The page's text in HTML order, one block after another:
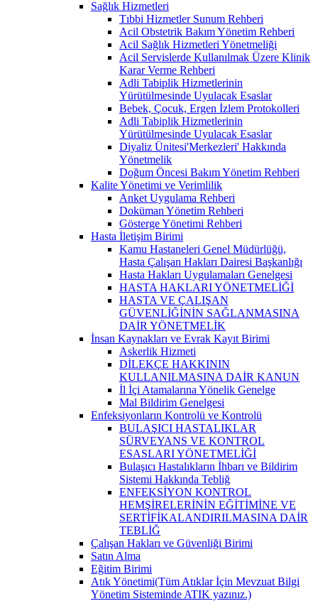
Sağlık Hizmetleri
Tıbbi Hizmetler Sunum Rehberi
Acil Obstetrik Bakım Yönetim Rehberi
Acil Sağlık Hizmetleri Yönetmeliği
Acil Servislerde Kullanılmak Üzere Klinik
Karar Verme Rehberi
Adli Tabiplik Hizmetlerinin
Yürütülmesinde Uyulacak Esaslar
Bebek, Çocuk, Ergen İzlem Protokolleri
Adli Tabiplik Hizmetlerinin
Yürütülmesinde Uyulacak Esaslar
Diyaliz Ünitesi'Merkezleri' Hakkında
Yönetmelik
Doğum Öncesi Bakım Yönetim Rehberi
Kalite Yönetimi ve Verimlilik
Anket Uygulama Rehberi
Doküman Yönetim Rehberi
Gösterge Yönetimi Rehberi
Hasta İletişim Birimi
Kamu Hastaneleri Genel Müdürlüğü,
Hasta Çalışan Hakları Dairesi Başkanlığı
Hasta Hakları Uygulamaları Genelgesi
HASTA HAKLARI YÖNETMELİĞİ
HASTA VE ÇALIŞAN
GÜVENLİĞİNİN SAĞLANMASINA
DAİR YÖNETMELİK
İnsan Kaynakları ve Evrak Kayıt Birimi
Askerlik Hizmeti
DİLEKÇE HAKKININ
KULLANILMASINA DAİR KANUN
İl İçi Atamalarına Yönelik Genelge
Mal Bildirim Genelgesi
Enfeksiyonların Kontrolü ve Kontrolü
BULAŞICI HASTALIKLAR
SÜRVEYANS VE KONTROL
ESASLARI YÖNETMELİĞİ
Bulaşıcı Hastalıkların İhbarı ve Bildirim
Sistemi Hakkında Tebliğ
ENFEKSİYON KONTROL
HEMŞİRELERİNİN EĞİTİMİNE VE
SERTİFİKALANDIRILMASINA DAİR
TEBLİĞ
Çalışan Hakları ve Güvenliği Birimi
Satın Alma
Eğitim Birimi
Atık Yönetimi(Tüm Atıklar İçin Mevzuat Bilgi
Yönetim Sisteminde ATIK yazınız.)